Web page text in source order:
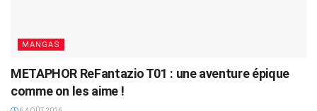
MANGAS
METAPHOR ReFantazio T01 : une aventure épique
comme on les aime !